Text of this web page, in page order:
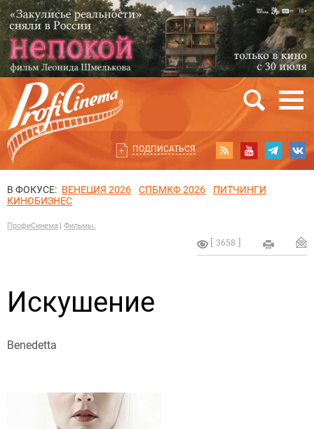
ПОДПИСАТЬСЯ
В ФОКУСЕ: ВЕНЕЦИЯ 2026 СПБМКФ 2026
ПИТЧИНГИ
КИНОБИЗНЕС
ПрофиСинема Фильмы.
3658
Искушение
Benedetta